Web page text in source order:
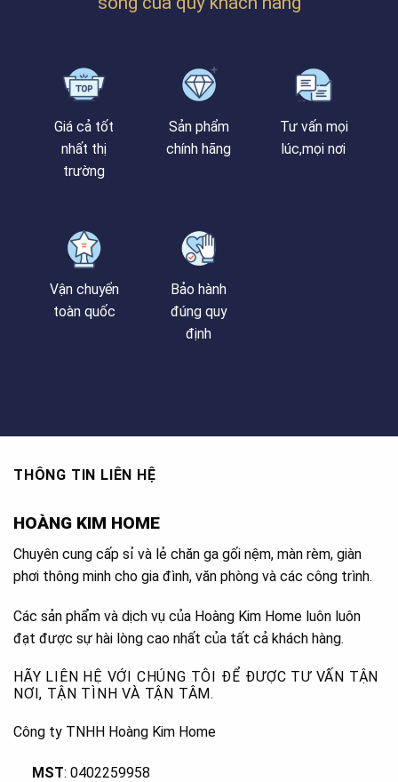
Giá cả tốt
nhất thị
trường
Sản phẩm
chính hãng
Tư vấn mọi
lúc,mọi nơi
Vận chuyển
toàn quốc
Bảo hành
đúng quy
định
THÔNG TIN LIÊN HỆ
HOÀNG KIM HOME
Chuyên cung cấp sỉ và lẻ chăn ga gối nệm, màn rèm, giàn
phơi thông minh cho gia đình, văn phòng và các công trình.
Các sản phẩm và dịch vụ của Hoàng Kim Home luôn luôn
đạt được sự hài lòng cao nhất của tất cả khách hàng.
HÃY LIÊN HỆ VỚI CHÚNG TÔI ĐỂ ĐƯỢC TƯ VẤN TẬN
NƠI, TẬN TÌNH VÀ TẬN TÂM.
Công ty TNHH Hoàng Kim Home
MST: 0402259958